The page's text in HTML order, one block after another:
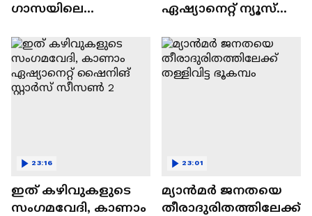
ഗാസയിലെ
കുഞ്ഞുങ്ങൾ
ഏഷ്യാനെറ്റ് ന്യൂസ്
സീസൺ 2
ഇത് കഴിവുകളുടെ
സംഗമവേദി, കാണാം
23:16
മ്യാൻമർ ജനതയെ
തീരാദുരിതത്തിലേക്ക്
23:01